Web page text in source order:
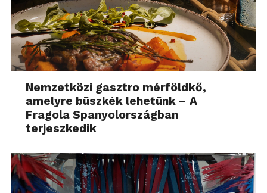
Nemzetközi gasztro mérföldkő,
amelyre büszkék lehetünk – A
Fragola Spanyolországban
terjeszkedik